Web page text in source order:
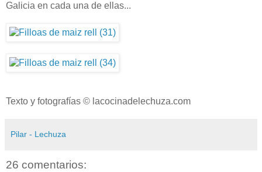
Galicia en cada una de ellas...
Texto y fotografías © lacocinadelechuza.com
Pilar - Lechuza
26 comentarios: